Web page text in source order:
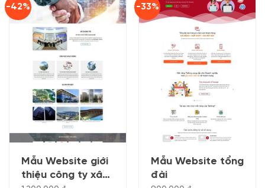
-42%
Mẫu Website giới
thiệu công ty xây
-33%
Mẫu Website tổng
đài